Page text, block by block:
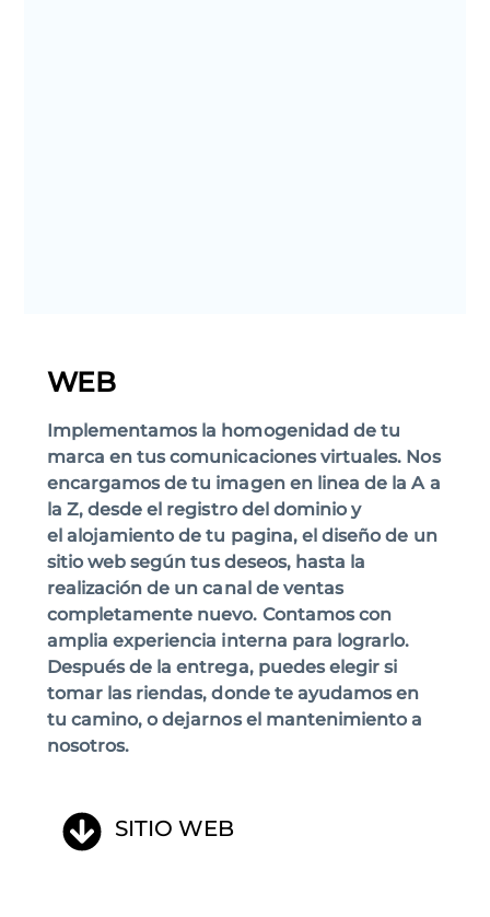
WEB
Implementamos la homogenidad de tu
marca en tus comunicaciones virtuales. Nos
encargamos de tu imagen en linea de la A a
la Z, desde el registro del dominio y
el alojamiento de tu pagina, el diseño de un
sitio websegún tus deseos, hasta la
realización de un canal de ventas
completamente nuevo. Contamos con
amplia experiencia interna para lograrlo.
Después de la entrega, puedes elegir si
tomar las riendas, donde te ayudamos en
tu camino, o dejarnos el mantenimiento a
nosotros.
SITIO WEB